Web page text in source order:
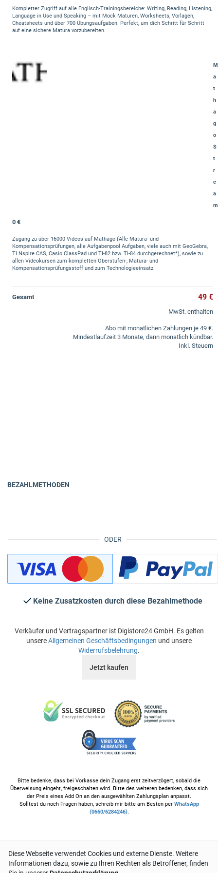
Kompletter Zugriff auf alle Englisch-Trainingsbereiche: Writing, Reading, Listening,
Language in Use und Speaking – mit Mock Maturen, Worksheets, Vorlagen,
Cheatsheets und über 700 Übungsaufgaben. Perfekt, um dich Schritt für Schritt
auf eine sichere Matura vorzubereiten.
M
a
t
h
a
g
o
S
t
r
e
a
m
0 €
Zugang zu über 16000 Videos auf Mathago (Alle Matura- und
Kompensationsprüfungen, alle Aufgabenpool Aufgaben, viele auch mit GeoGebra,
TI Nspire CAS, Casio ClassPad und TI-82 bzw. TI-84 durchgerechnet*), sowie zu
allen Videokursen zum kompletten Oberstufen-, Matura- und
Kompensationsprüfungsstoff und zum Technologieeinsatz.
Gesamt 49 €
MwSt. enthalten
Abo mit monatlichen Zahlungen je 49 €.
Mindestlaufzeit 3 Monate, dann monatlich kündbar.
Inkl. Steuern
ODER
BEZAHLMETHODEN
Keine Zusatzkosten durch diese Bezahlmethode
Verkäufer und Vertragspartner ist Digistore24 GmbH. Es gelten
unsereAllgemeinen Geschäftsbedingungen und unsere
Widerrufsbelehrung.
Jetzt kaufen
Bitte bedenke, dass bei Vorkasse dein Zugang erst zeitverzögert, sobald die
Überweisung eingeht, freigeschalten wird. Bitte des weiteren bedenken, dass sich
der Preis eines Add On an den ausgewählten Zahlungsplan anpasst.
Solltest du noch Fragen haben, schreib mir bitte am Besten per WhatsApp
(0660/6284246).